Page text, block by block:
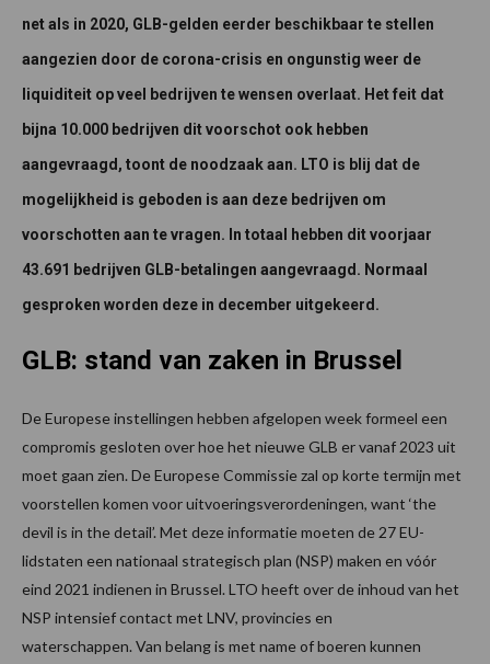
net als in 2020, GLB-gelden eerder beschikbaar te stellen
aangezien door de corona-crisis en ongunstig weer de
liquiditeit op veel bedrijven te wensen overlaat. Het feit dat
bijna 10.000 bedrijven dit voorschot ook hebben
aangevraagd, toont de noodzaak aan. LTO is blij dat de
mogelijkheid is geboden is aan deze bedrijven om
voorschotten aan te vragen. In totaal hebben dit voorjaar
43.691 bedrijven GLB-betalingen aangevraagd. Normaal
gesproken worden deze in december uitgekeerd.
GLB: stand van zaken in Brussel
De Europese instellingen hebben afgelopen week formeel een
compromis gesloten over hoe het nieuwe GLB er vanaf 2023 uit
moet gaan zien. De Europese Commissie zal op korte termijn met
voorstellen komen voor uitvoeringsverordeningen, want ‘the
devil is in the detail’. Met deze informatie moeten de 27 EU-
lidstaten een nationaal strategisch plan (NSP) maken en vóór
eind 2021 indienen in Brussel. LTO heeft over de inhoud van het
NSP intensief contact met LNV, provincies en
waterschappen. Van belang is met name of boeren kunnen